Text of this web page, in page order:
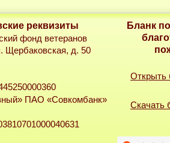
реквизиты
фонд ветеранов
Щербаковская, д. 50
ПАО «Совкомбанк»
Бланк
Открыть
Скачать